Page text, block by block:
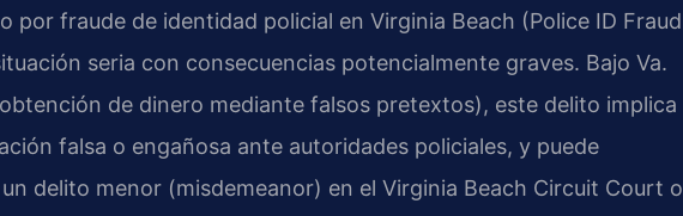
por fraude de identidad policial en Virginia Beach (Police ID Fraud
seria con consecuencias potencialmente graves. Bajo Va.
de dinero mediante falsos pretextos), este delito implica
falsa o engañosa ante autoridades policiales, y puede
delito menor (misdemeanor) en el Virginia Beach Circuit Court o